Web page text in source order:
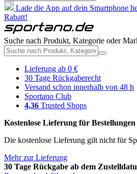
Lade die App auf dein Smartphone
Rabatt!
Suche nach Produkt, Kategorie oder
Lieferung ab 0 €
30 Tage Rückgaberecht
Versand schon innerhalb von 48 h
Sportano Club
4,36 Trusted Shops
Kostenlose Lieferung für
Die kostenlose Lieferung gilt nicht für
Mehr zur Lieferung
30 Tage Rückgabe ab dem